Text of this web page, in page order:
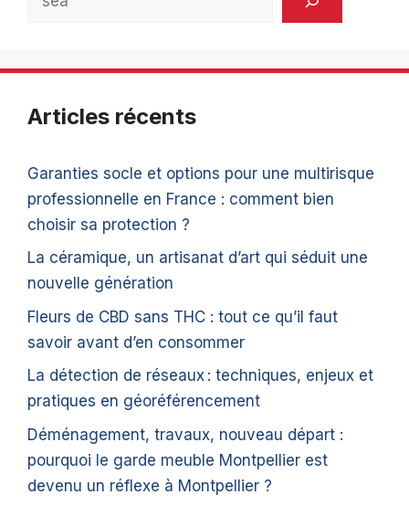
Articles récents
Garanties socle et options pour une multirisque
professionnelle en France : comment bien
choisir sa protection ?
La céramique, un artisanat d’art qui séduit une
nouvelle génération
Fleurs de CBD sans THC : tout ce qu’il faut
savoir avant d’en consommer
La détection de réseaux : techniques, enjeux et
pratiques en géoréférencement
Déménagement, travaux, nouveau départ :
pourquoi le garde meuble Montpellier est
devenu un réflexe à Montpellier ?